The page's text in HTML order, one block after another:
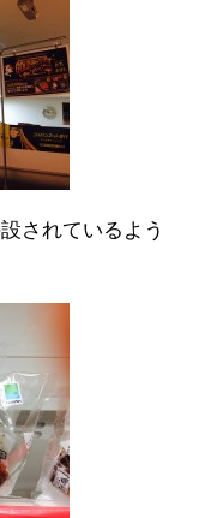
されているよう